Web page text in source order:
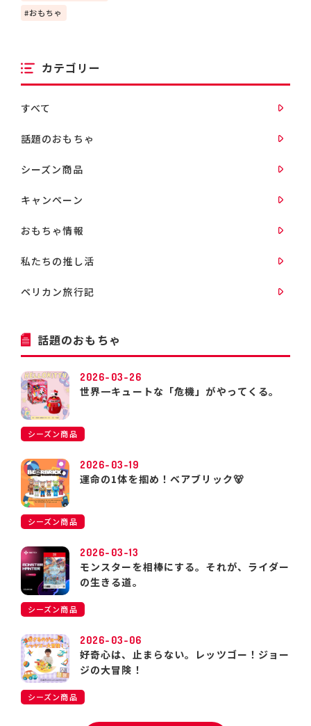
おもちゃ
カテゴリー
すべて
話題のおもちゃ
シーズン商品
キャンペーン
おもちゃ情報
私たちの推し活
ペリカン旅行記
話題のおもちゃ
2026-03-26
世界一キュートな「危機」がやってくる。
シーズン商品
2026-03-19
運命の1体を掴め！ベアブリック🐻
シーズン商品
2026-03-13
モンスターを相棒にする。それが、ライダー
の生きる道。
シーズン商品
2026-03-06
好奇心は、止まらない。レッツゴー！ジョー
ジの大冒険！
シーズン商品